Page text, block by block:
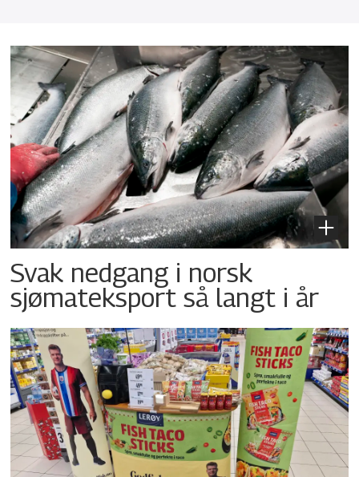
Svak nedgang i norsk
sjømateksport så langt i år